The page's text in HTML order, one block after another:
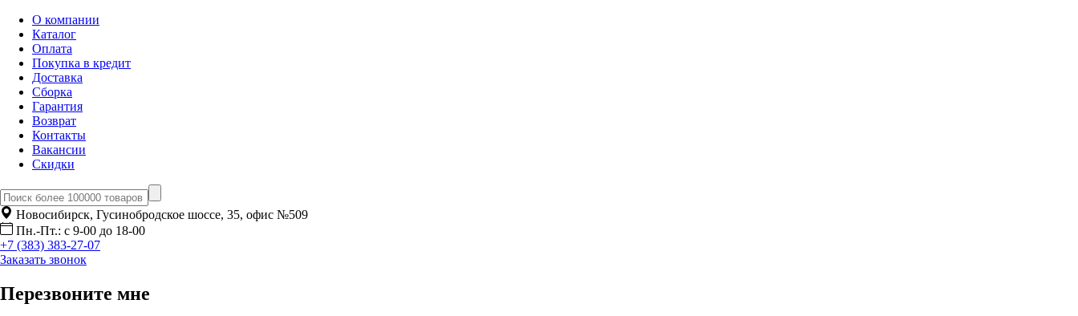
О компании
Каталог
Оплата
Покупка в кредит
Доставка
Сборка
Гарантия
Возврат
Контакты
Вакансии
Скидки
Новосибирск, Гусинобродское шоссе, 35, офис №509
Пн.-Пт.: с 9-00 до 18-00
+7 (383) 383-27-07
Заказать звонок
Перезвоните мне